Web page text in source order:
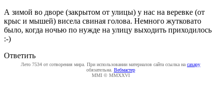
А зимой во дворе (закрытом от улицы) у нас на веревке (от
крыс и мышей) висела свиная голова. Немного жутковато
было, когда ночью по нужде на улицу выходить приходилось
:-)
Ответить
Лето 7534 от сотворения мира. При использовании материалов сайта ссылка на caxapу
обязательна. Вебмастер
MMI © MMXXVI